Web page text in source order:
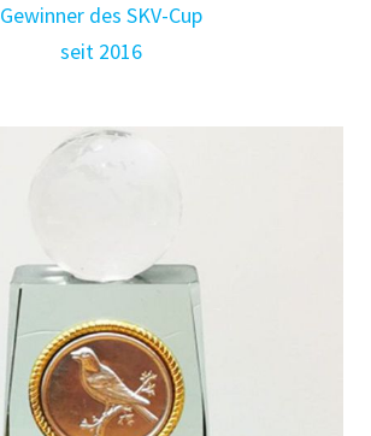
Gewinner des SKV-Cup
seit 2016